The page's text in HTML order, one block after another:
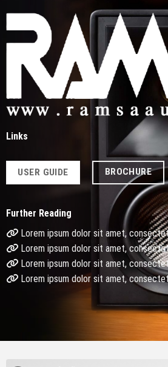
Links
USER GUIDE BROCHURE
Further Reading
Lorem ipsum dolor sit amet,
Lorem ipsum dolor sit amet,
Lorem ipsum dolor sit amet,
Lorem ipsum dolor sit amet,